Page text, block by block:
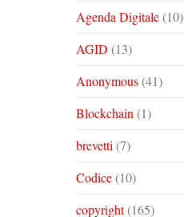
Agenda Digitale(10)
AGID (13)
Anonymous(41)
Blockchain (1)
brevetti (7)
Codice(10)
copyright(165)